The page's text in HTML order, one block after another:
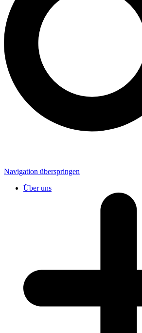
Navigation überspringen
Über uns